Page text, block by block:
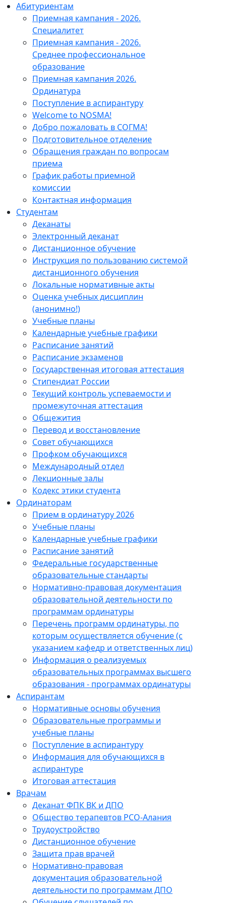
Абитуриентам
Приемная кампания - 2026.
Специалитет
Приемная кампания - 2026.
Среднее профессиональное
образование
Приемная кампания 2026.
Ординатура
Поступление в аспирантуру
Welcome to NOSMA!
Добро пожаловать в СОГМА!
Подготовительное отделение
Обращения граждан по вопросам
приема
График работы приемной
комиссии
Контактная информация
Студентам
Деканаты
Электронный деканат
Дистанционное обучение
Инструкция по пользованию системой
дистанционного обучения
Локальные нормативные акты
Оценка учебных дисциплин
(анонимно!)
Учебные планы
Календарные учебные графики
Расписание занятий
Расписание экзаменов
Государственная итоговая аттестация
Стипендиат России
Текущий контроль успеваемости и
промежуточная аттестация
Общежития
Перевод и восстановление
Совет обучающихся
Профком обучающихся
Международный отдел
Лекционные залы
Кодекс этики студента
Ординаторам
Прием в ординатуру 2026
Учебные планы
Календарные учебные графики
Расписание занятий
Федеральные государственные
образовательные стандарты
Нормативно-правовая документация
образовательной деятельности по
программам ординатуры
Перечень программ ординатуры, по
которым осуществляется обучение (с
указанием кафедр и ответственных лиц)
Информация о реализуемых
образовательных программах высшего
образования - программах ординатуры
Аспирантам
Нормативные основы обучения
Образовательные программы и
учебные планы
Поступление в аспирантуру
Информация для обучающихся в
аспирантуре
Итоговая аттестация
Врачам
Деканат ФПК ВК и ДПО
Общество терапевтов РСО-Алания
Трудоустройство
Дистанционное обучение
Защита прав врачей
Нормативно-правовая
документация образовательной
деятельности по программам ДПО